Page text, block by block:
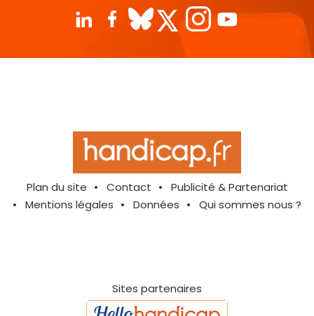
Plan du site Contact
Publicité & Partenariat
Mentions légales
Données Qui sommes nous ?
Sites partenaires